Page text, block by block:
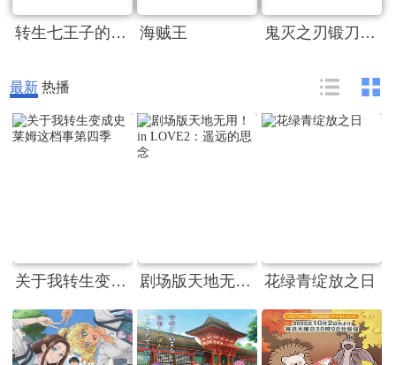
转生七王子的魔法全解 海贼王 鬼灭之刃锻刀村篇
最新 热播
关于我转生变成史莱姆这档事第四季 剧场版天地无用！in LOVE2：遥远的思念 花绿青绽放之日